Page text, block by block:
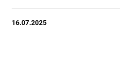
16.07.2025